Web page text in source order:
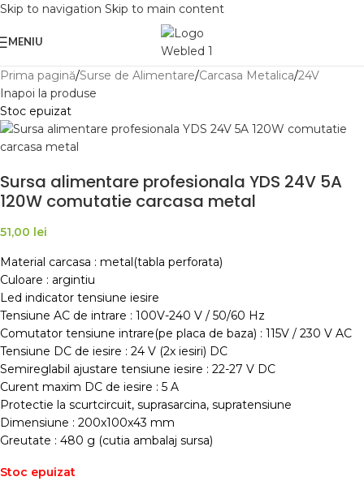
Skip to navigation Skip to main content
MENIU
Prima pagină/Surse de Alimentare/Carcasa Metalica/24V
Inapoi la produse
Stoc epuizat
Sursa alimentare profesionala YDS 24V 5A
120W comutatie carcasa metal
51,00 lei
Material carcasa : metal(tabla perforata)
Culoare : argintiu
Led indicator tensiune iesire
Tensiune AC de intrare : 100V-240 V / 50/60 Hz
Comutator tensiune intrare(pe placa de baza) : 115V / 230 V AC
Tensiune DC de iesire : 24 V (2x iesiri) DC
Semireglabil ajustare tensiune iesire : 22-27 V DC
Curent maxim DC de iesire : 5 A
Protectie la scurtcircuit, suprasarcina, supratensiune
Dimensiune : 200x100x43 mm
Greutate : 480 g (cutia ambalaj sursa)
Stoc epuizat